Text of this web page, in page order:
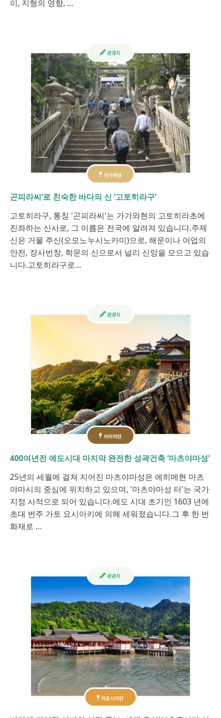
이, 지형의 영향, …
카가와현
관광지
곤피라씨’로 친숙한 바다의 신 ‘고토히라구’
고토히라구, 통칭 '곤피라씨'는 가가와현의 고토히라초에
진좌하는 신사로, 그 이름은 전국에 알려져 있습니다.주제
신은 거물 주신(오모노누시노카미)으로, 해운이나 어업의
안전, 장사번창, 학문의 신으로서 널리 신앙을 모으고 있습
니다.고토히라구로…
에히메현
관광지
400여년전 에도시대 마지막 완전한 성곽건축 ‘마츠야마성’
25년의 세월에 걸쳐 지어진 마츠야마성은 에히메현 마츠
야마시의 중심에 위치하고 있으며, '마츠야마성 터'는 국가
지정 사적으로 되어 있습니다.에도 시대 초기인 1603 년에
초대 번주 가토 요시아키에 의해 세워졌습니다.그 후 한 번
화재로 …
히로시마현
관광지